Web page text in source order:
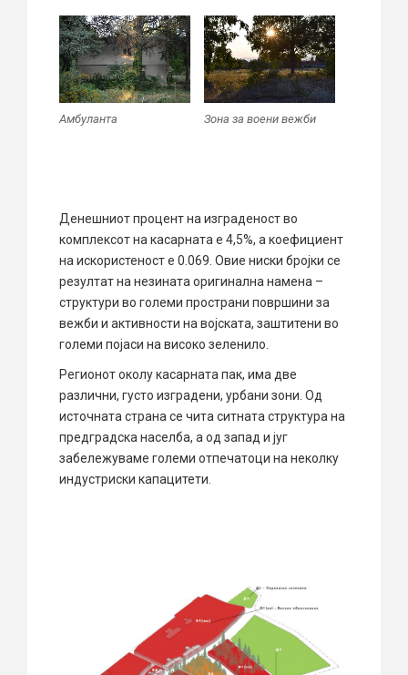
Амбуланта Зона за воени вежби
Денешниот процент на изграденост во
комплексот на касарната е 4,5%, а коефициент
на искористеност е 0.069. Овие ниски бројки се
резултат на незината оригинална намена –
структури во големи пространи површини за
вежби и активности на војската, заштитени во
големи појаси на високо зеленило.
Регионот околу касарната пак, има две
различни, густо изградени, урбани зони. Од
источната страна се чита ситната структура на
предградска населба, а од запад и југ
забележуваме големи отпечатоци на неколку
индустриски капацитети.